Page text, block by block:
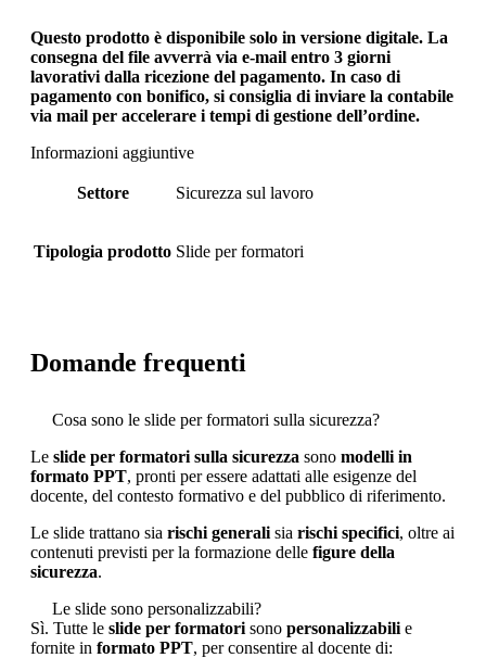
Questo prodotto è disponibile solo in versione digitale. La
consegna del file avverrà via e-mail entro 3 giorni
lavorativi dalla ricezione del pagamento. In caso di
pagamento con bonifico, si consiglia di inviare la contabile
via mail per accelerare i tempi di gestione dell’ordine.
Informazioni aggiuntive
Settore Sicurezza sul lavoro
Tipologia prodotto Slide per formatori
Domande frequenti
Cosa sono le slide per formatori sulla sicurezza?
Le slide per formatori sulla sicurezza sono modelli in
formato PPT, pronti per essere adattati alle esigenze del
docente, del contesto formativo e del pubblico di riferimento.
Le slide trattano sia rischi generali sia rischi specifici, oltre ai
contenuti previsti per la formazione delle figure della
sicurezza.
Le slide sono personalizzabili?
Sì. Tutte le slide per formatori sono personalizzabili e
fornite in formato PPT, per consentire al docente di: